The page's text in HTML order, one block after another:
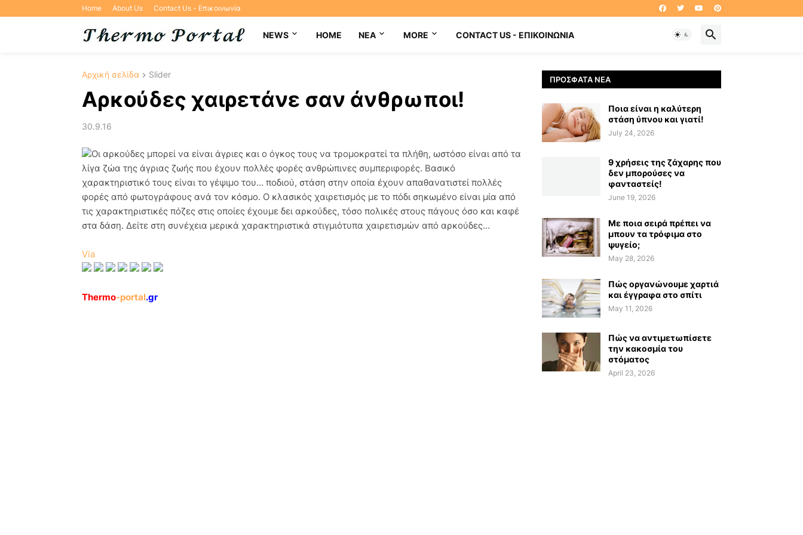
Home About Us Contact Us - Επικοινωνία
NEWS HOME NEA MORE CONTACT US - ΕΠΙΚΟΙΝΩΝΊΑ
Αρχική σελίδα Slider
Αρκούδες χαιρετάνε σαν άνθρωποι!
30.9.16
Οι αρκούδες μπορεί να είναι άγριες και ο όγκος τους να τρομοκρατεί τα πλήθη, ωστόσο είναι από τα
λίγα ζώα της άγριας ζωής που έχουν πολλές φορές ανθρώπινες συμπεριφορές. Βασικό
χαρακτηριστικό τους είναι το γέψιμο του… ποδιού, στάση στην οποία έχουν απαθανατιστεί πολλές
φορές από φωτογράφους ανά τον κόσμο. Ο κλασικός χαιρετισμός με το πόδι σηκωμένο είναι μία από
τις χαρακτηριστικές πόζες στις οποίες έχουμε δει αρκούδες, τόσο πολικές στους πάγους όσο και καφέ
στα δάση. Δείτε στη συνέχεια μερικά χαρακτηριστικά στιγμιότυπα χαιρετισμών από αρκούδες…
Via
Thermo-portal.gr
ΠΡΌΣΦΑΤΑ ΝΈΑ
Ποια είναι η καλύτερη
στάση ύπνου και γιατί!
July 24, 2026
9 χρήσεις της ζάχαρης που
δεν μπορούσες να
φανταστείς!
June 19, 2026
Με ποια σειρά πρέπει να
μπουν τα τρόφιμα στο
ψυγείο;
May 28, 2026
Πώς οργανώνουμε χαρτιά
και έγγραφα στο σπίτι
May 11, 2026
Πώς να αντιμετωπίσετε
την κακοσμία του
στόματος
April 23, 2026